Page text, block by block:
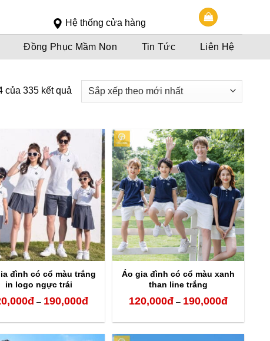
Hệ thống cửa hàng
Đồng Phục Mầm Non Tin Tức Liên Hệ
của 335 kết quả
đình có cổ màu trắng
in logo ngực trái
đ – 190,000đKhoảng
từ
Áo gia đình có cổ màu xanh
than line trắng
120,000đ – 190,000đKhoảng
từ